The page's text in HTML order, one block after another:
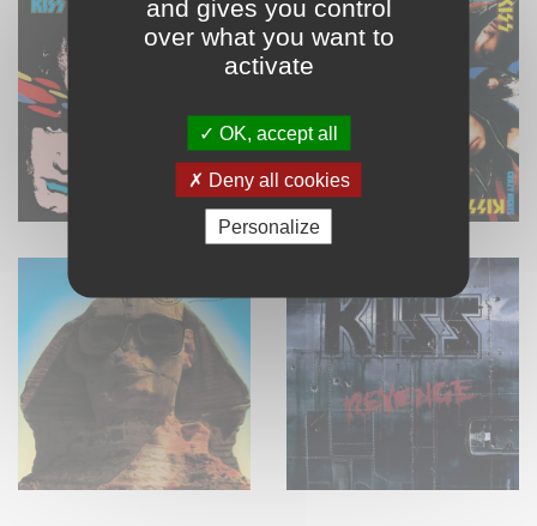
and gives you control
over what you want to
activate
OK, accept all
Deny all cookies
Personalize